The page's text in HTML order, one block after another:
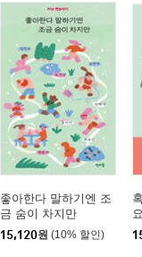
좋아한다 말하기엔 조
금 숨이 차지만
15,120원 (10% 할인)